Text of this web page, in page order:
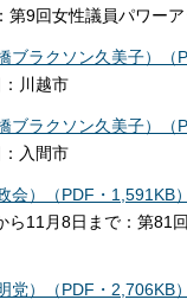
第9回女性議員パワー
ブラクソン久美子）（
川越市
ブラクソン久美子）（
入間市
会）（PDF・1,591KB）
ら11月8日まで：第81
党）（PDF・2,706KB）